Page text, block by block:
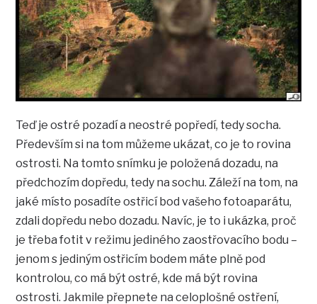
Teď je ostré pozadí a neostré popředí, tedy socha.
Především si na tom můžeme ukázat, co je to rovina
ostrosti. Na tomto snímku je položená dozadu, na
předchozím dopředu, tedy na sochu. Záleží na tom, na
jaké místo posadíte ostřicí bod vašeho fotoaparátu,
zdali dopředu nebo dozadu. Navíc, je to i ukázka, proč
je třeba fotit v režimu jediného zaostřovacího bodu –
jenom s jediným ostřicím bodem máte plně pod
kontrolou, co má být ostré, kde má být rovina
ostrosti. Jakmile přepnete na celoplošné ostření,